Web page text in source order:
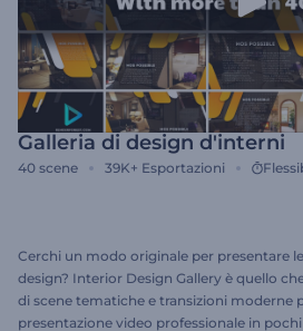
Galleria di design d'interni
40 scene 39K+ Esportazioni
Cerchi un modo originale per presentare
design? Interior Design Gallery è quello
di scene tematiche e transizioni moderne
presentazione video professionale in